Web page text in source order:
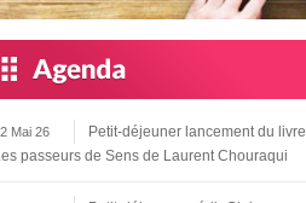
Mai 26
Petit-déjeuner lancement du livre
passeurs de Sens de Laurent Chouraqui